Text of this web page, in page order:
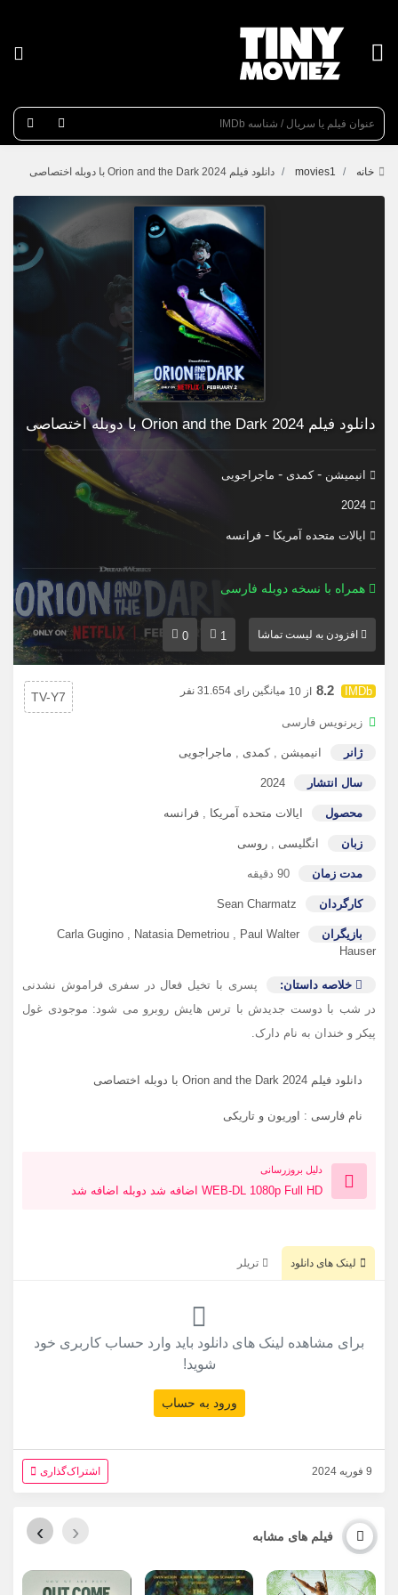
عنوان
خانه movies1 دانلود فیلم Orion and the Dark 2024 با دوبله اختصاصی
دانلود فیلم Orion and the Dark 2024 با دوبله اختصاصی
انیمیشن -کمدی - ماجراجویی
2024
ایالات متحده آمریکا - فرانسه
همراه با نسخه دوبله فارسی
افزودن به لیست تماشا 1
0
8.2 از 10 میانگین رای 31.654 نفر
زیرنویس فارسی
ژانر انیمیشن ,کمدی , ماجراجویی
سال انتشار 2024
محصول ایالات متحده آمریکا , فرانسه
زبان انگلیسی , روسی
مدت زمان 90 دقیقه
کارگردان Sean Charmatz
بازیگران Carla Gugino , Natasia Demetriou , Paul Walter
Hauser
خلاصه داستان:
پسری با تخیل فعال در سفری فراموش نشدنی
در شب با دوست جدیدش با ترس هایش روبرو می شود: موجودی غول
پیکر و خندان به نام دارک.
TV-Y7
دانلود فیلم Orion and the Dark 2024 با دوبله اختصاصی
نام فارسی : اوریون و تاریکی
دلیل بروزرسانی
WEB-DL 1080p Full HD اضافه شد دوبله اضافه شد
لینک های دانلود تریلر
برای مشاهده لینک های دانلود باید وارد حساب کاربری خود
شوید!
ورود به حساب
9 فوریه 2024 اشتراک‌گذاری
فیلم های مشابه ‹
›